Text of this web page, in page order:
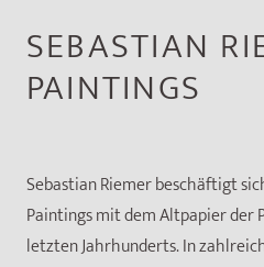
SEBASTIAN
PAINTINGS
Sebastian Riemer beschäftigt
Paintings mit dem Altpapier der
letzten Jahrhunderts. In